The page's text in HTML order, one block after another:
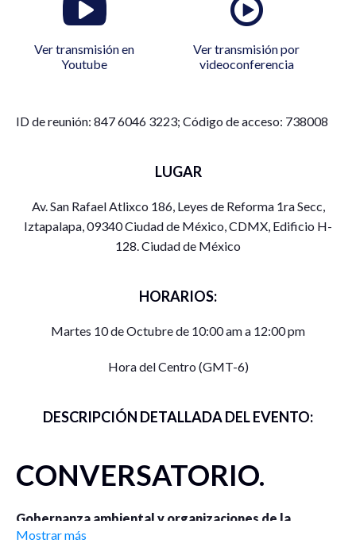
Ver transmisión en
Youtube
Ver transmisión por
videoconferencia
ID de reunión: 847 6046 3223; Código de acceso: 738008
LUGAR
Av. San Rafael Atlixco 186, Leyes de Reforma 1ra Secc,
Iztapalapa, 09340 Ciudad de México, CDMX, Edificio H-
128. Ciudad de México
HORARIOS:
Martes 10 de Octubre de 10:00 am a 12:00 pm
Hora del Centro (GMT-6)
DESCRIPCIÓN DETALLADA DEL EVENTO:
CONVERSATORIO.
Gobernanza ambiental y organizaciones de la
sociedad civil: el caso del Consejo Ciudadano de la
Mostrar más